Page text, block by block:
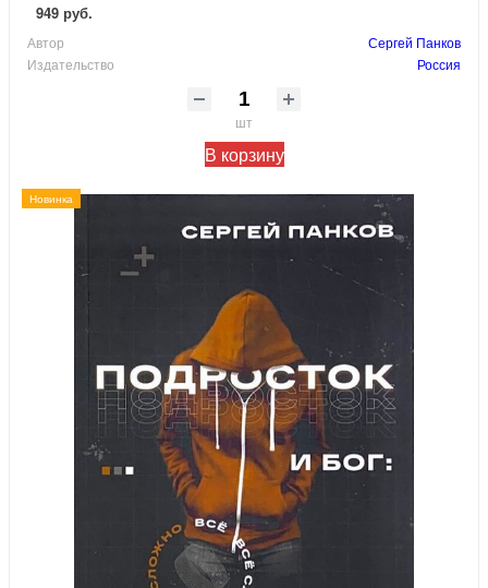
949 руб.
Автор
Сергей Панков
Издательство
Россия
шт
В корзину
Новинка